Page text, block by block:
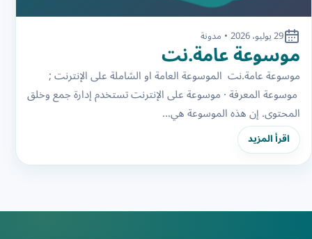
29 يوليو، 2026 • مدونة
موسوعة عامة.نت
موسوعة عامة.نت الموسوعة العامة او الشاملة على الإنترنت ;
موسوعة المعرفة · موسوعة على الإنترنت تستخدم إدارة جمع وخلق
المحتوى. إن هذه الموسوعة هي…
اقرأ المزيد